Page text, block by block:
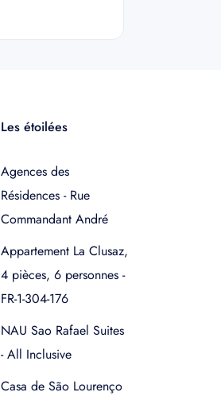
Les étoilées
Agences des
Résidences - Rue
Commandant André
Appartement La Clusaz,
4 pièces, 6 personnes -
FR-1-304-176
NAU Sao Rafael Suites
- All Inclusive
Casa de São Lourenço